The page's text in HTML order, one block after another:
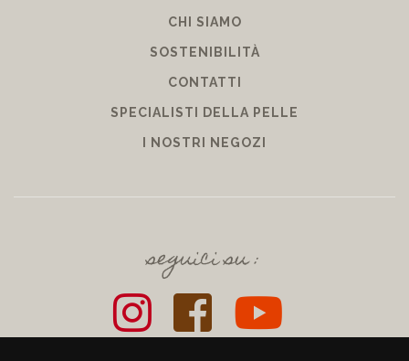
CHI SIAMO
SOSTENIBILITÀ
CONTATTI
SPECIALISTI DELLA PELLE
I NOSTRI NEGOZI
seguici su :